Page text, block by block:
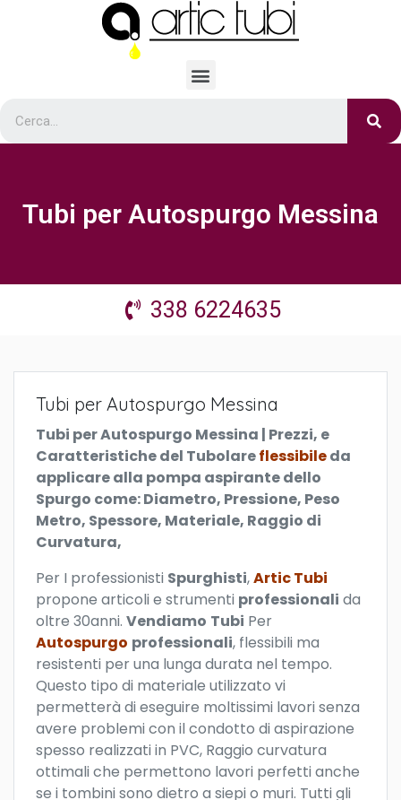
Tubi per Autospurgo Messina
338 6224635
Tubi per Autospurgo Messina
Tubi per Autospurgo Messina | Prezzi, e
Caratteristiche del Tubolareflessibileda
applicare alla pompa aspirante dello
Spurgo come: Diametro, Pressione, Peso
Metro, Spessore, Materiale, Raggio di
Curvatura,
Per I professionisti Spurghisti,Artic Tubi
propone articoli e strumenti professionali da
oltre 30anni. Vendiamo Tubi Per
Autospurgo professionali, flessibili ma
resistenti per una lunga durata nel tempo.
Questo tipo di materiale utilizzato vi
permetterà di eseguire moltissimi lavori senza
avere problemi con il condotto di aspirazione
spesso realizzati in PVC, Raggio curvatura
ottimali che permettono lavori perfetti anche
se i tombini sono dietro a siepi o muri. Tutti gli